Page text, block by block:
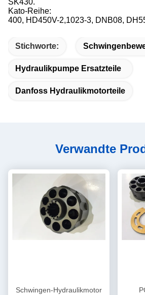
SK430.
Kato-Reihe:
400, HD450V-2,1023-3, DNB08,
Stichworte:
Hydraulikpumpe Ersatzteile
Danfoss Hydraulikmotorteile
Verwandte
Schwingen-Hydraulikmotor